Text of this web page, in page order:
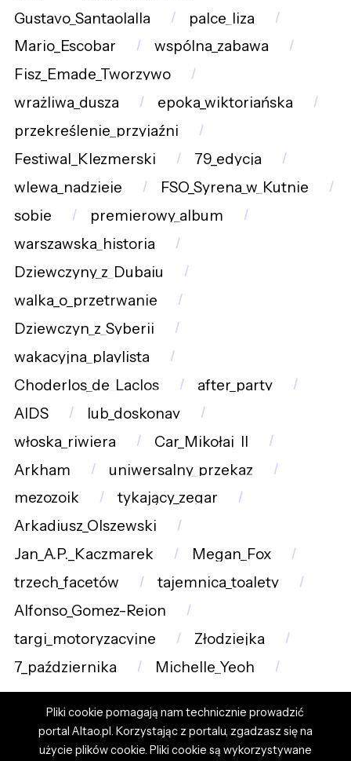
Gustavo_Santaolalla
palce_liza
Mario_Escobar
wspólna_zabawa
Fisz_Emade_Tworzywo
wrażliwa_dusza
epoka_wiktoriańska
przekreślenie_przyjaźni
Festiwal_Klezmerski
79_edycja
wlewa_nadzieję
FSO_Syrena_w_Kutnie
sobie
premierowy_album
warszawska_historia
Dziewczyny_z_Dubaju
walka_o_przetrwanie
Dziewczyn_z_Syberii
wakacyjna_playlista
Choderlos_de_Laclos
after_party
AIDS
lub_doskonay
włoska_riwiera
Car_Mikołaj_II
Arkham
uniwersalny_przekaz
mezozoik
tykający_zegar
Arkadiusz_Olszewski
Jan_A.P._Kaczmarek
Megan_Fox
trzech_facetów
tajemnica_toalety
Alfonso_Gomez-Rejon
targi_motoryzacyjne
Złodziejka
7_października
Michelle_Yeoh
Pliki cookie pomagają nam technicznie prowadzić
portal Altao.pl. Korzystając z portalu, zgadzasz się na
użycie plików cookie. Pliki cookie są wykorzystywane